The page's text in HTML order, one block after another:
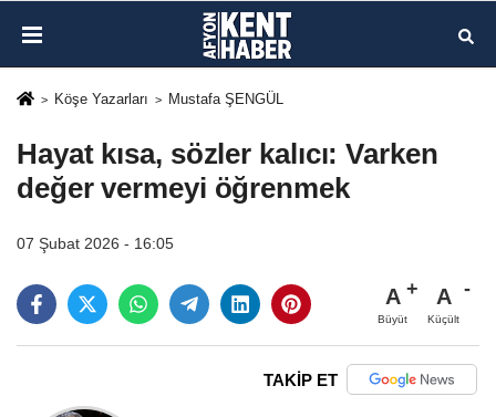
Köşe Yazarları Mustafa ŞENGÜL
Hayat kısa, sözler kalıcı: Varken
değer vermeyi öğrenmek
07 Şubat 2026 - 16:05
A
Büyüt
A
Küçült
TAKİP ET